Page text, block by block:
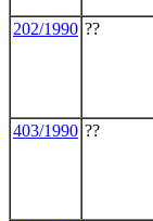
202/1990 ??
403/1990 ??